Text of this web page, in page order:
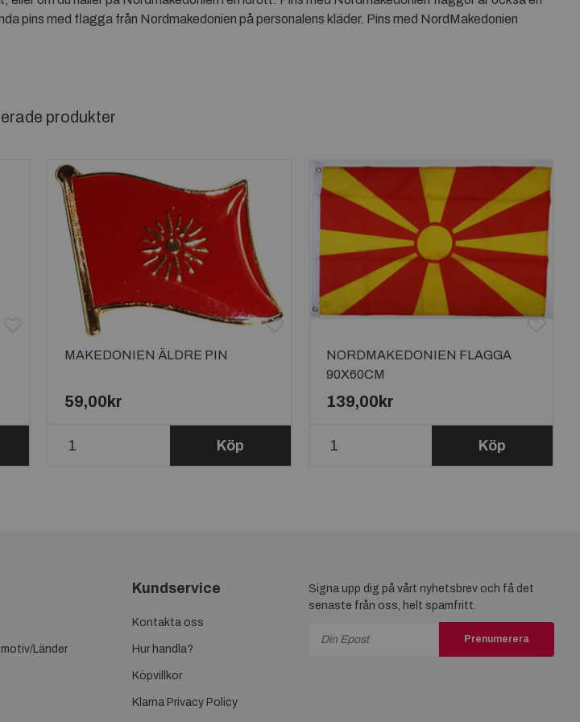
pins med flagga från Nordmakedonien på personalens kläder. Pins med NordMakedonien
produkter
MAKEDONIEN ÄLDRE PIN
59,00kr
Köp
NORDMAKEDONIEN FLAGGA
90X60CM
139,00kr
Köp
Länder
Kundservice
Kontakta oss
Hur handla?
Köpvillkor
Klarna Privacy Policy
Signa upp dig på vårt nyhetsbrev och få det
senaste från oss, helt spamfritt.
Prenumerera